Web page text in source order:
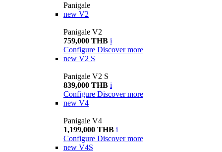
Panigale
new V2
Panigale V2
759,000 THB i
Configure Discover more
new V2 S
Panigale V2 S
839,000 THB i
Configure Discover more
new V4
Panigale V4
1,199,000 THB i
Configure Discover more
new V4S